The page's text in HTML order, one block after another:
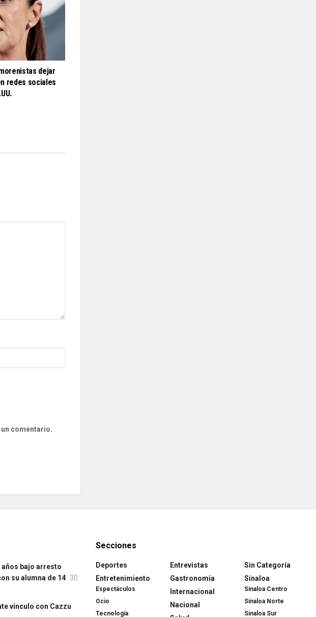
dejar
redes sociales
comentario.
años bajo arresto
su alumna de 14 30
vínculo con Cazzu
Secciones
Deportes
Entretenimiento
Espectáculos
Ocio
Tecnología
Entrevistas
Gastronomía
Internacional
Nacional
Sin Categoría
Sinaloa
Sinaloa Centro
Sinaloa Norte
Sinaloa Sur